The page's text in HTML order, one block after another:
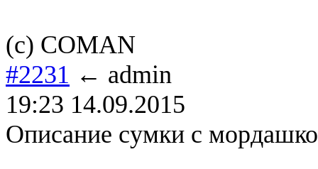
(с) COMAN
#2231 ← admin
19:23 14.09.2015
Описание сумки с